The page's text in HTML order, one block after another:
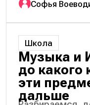
Софья
Школа
Музыка и
до какого
эти
дальше